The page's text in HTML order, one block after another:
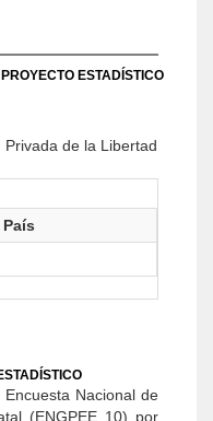
ESTADÍSTICO
de la Libertad
Nacional de
(ENGPEE 10) por